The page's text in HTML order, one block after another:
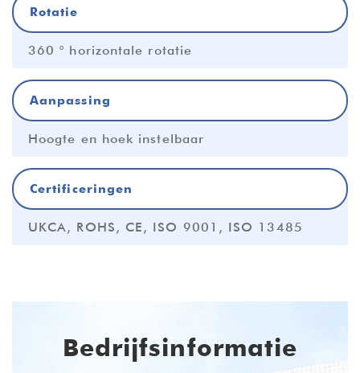
Rotatie
360 ° horizontale rotatie
Aanpassing
Hoogte en hoek instelbaar
Certificeringen
UKCA, ROHS, CE, ISO 9001, ISO 13485
Bedrijfsinformatie